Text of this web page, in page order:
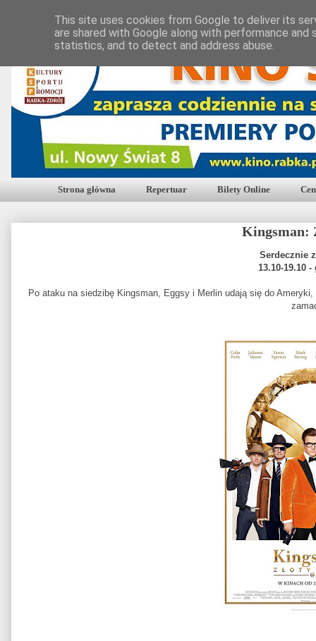
Strona główna Repertuar Bilety Online
Kingsman:
Serdecznie
13.10-19.10
Po ataku na siedzibę Kingsman, Eggsy i Merlin udają się do
This site uses cookies from Google to deliver its
are shared with Google along with performance
statistics, and to detect and address abuse.